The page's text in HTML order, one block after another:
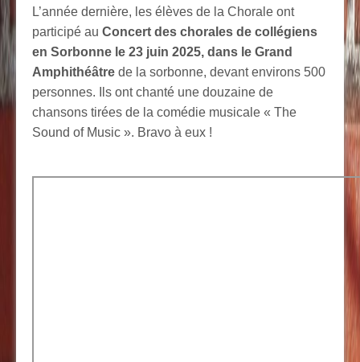
L’année dernière, les élèves de la Chorale ont
participé au Concert des chorales de collégiens
en Sorbonne le 23 juin 2025, dans le Grand
Amphithéâtre de la sorbonne, devant environs 500
personnes. Ils ont chanté une douzaine de
chansons tirées de la comédie musicale « The
Sound of Music ». Bravo à eux !